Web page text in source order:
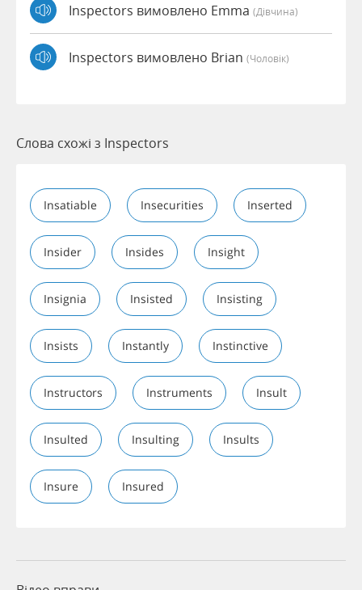
Inspectors вимовлено Emma (дівчина)
Inspectors вимовлено Brian (чоловік)
Слова схожі з Inspectors
Insatiable Insecurities Inserted
Insider Insides Insight
Insignia Insisted Insisting
Insists Instantly Instinctive
Instructors Instruments Insult
Insulted Insulting Insults
Insure Insured